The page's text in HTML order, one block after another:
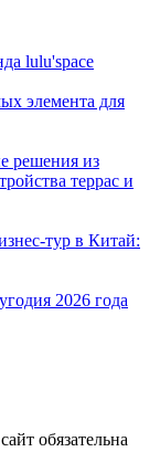
lulu'space
элемента для
решения из
террас и
тур в Китай:
2026 года
обязательна